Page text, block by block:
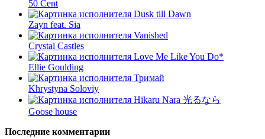
50 Cent
Dusk till Dawn
Zayn feat. Sia
Vanished
Crystal Castles
Love Me Like You Do*
Ellie Goulding
Тримай
Khrystyna Soloviy
Hikaru Nara 光るなら
Goose house
Последние комментарии